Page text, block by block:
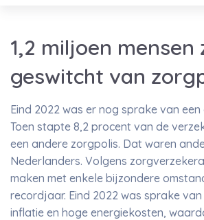
1,2 miljoen mensen
geswitcht van
Eind 2022 was er nog sprake van
Toen stapte 8,2 procent van de
een andere zorgpolis. Dat waren
Nederlanders. Volgens
maken met enkele bijzondere
recordjaar. Eind 2022 was sprake
inflatie en hoge energiekosten,